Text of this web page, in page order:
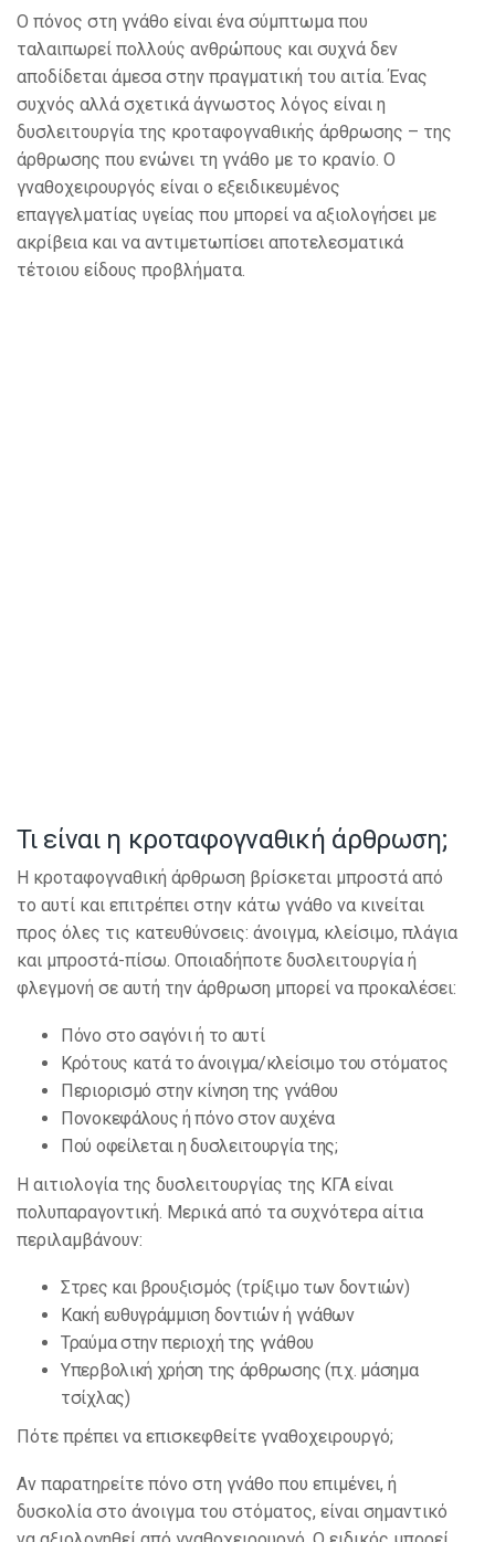
Ο πόνος στη γνάθο είναι ένα σύμπτωμα που
ταλαιπωρεί πολλούς ανθρώπους και συχνά δεν
αποδίδεται άμεσα στην πραγματική του αιτία. Ένας
συχνός αλλά σχετικά άγνωστος λόγος είναι η
δυσλειτουργία της κροταφογναθικής άρθρωσης – της
άρθρωσης που ενώνει τη γνάθο με το κρανίο. Ο
γναθοχειρουργός είναι ο εξειδικευμένος
επαγγελματίας υγείας που μπορεί να αξιολογήσει με
ακρίβεια και να αντιμετωπίσει αποτελεσματικά
τέτοιου είδους προβλήματα.
Τι είναι η κροταφογναθική άρθρωση;
Η κροταφογναθική άρθρωση βρίσκεται μπροστά από
το αυτί και επιτρέπει στην κάτω γνάθο να κινείται
προς όλες τις κατευθύνσεις: άνοιγμα, κλείσιμο, πλάγια
και μπροστά-πίσω. Οποιαδήποτε δυσλειτουργία ή
φλεγμονή σε αυτή την άρθρωση μπορεί να προκαλέσει:
Πόνο στο σαγόνι ή το αυτί
Κρότους κατά το άνοιγμα/κλείσιμο του στόματος
Περιορισμό στην κίνηση της γνάθου
Πονοκεφάλους ή πόνο στον αυχένα
Πού οφείλεται η δυσλειτουργία της;
Η αιτιολογία της δυσλειτουργίας της ΚΓΑ είναι
πολυπαραγοντική. Μερικά από τα συχνότερα αίτια
περιλαμβάνουν:
Στρες και βρουξισμός (τρίξιμο των δοντιών)
Κακή ευθυγράμμιση δοντιών ή γνάθων
Τραύμα στην περιοχή της γνάθου
Υπερβολική χρήση της άρθρωσης (π.χ. μάσημα
τσίχλας)
Πότε πρέπει να επισκεφθείτε γναθοχειρουργό;
Αν παρατηρείτε πόνο στη γνάθο που επιμένει, ή
δυσκολία στο άνοιγμα του στόματος, είναι σημαντικό